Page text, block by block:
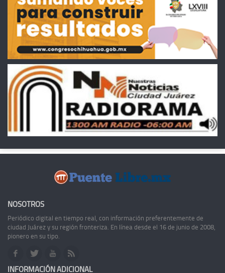
NOSOTROS
Periódico digital en tiempo real, con información preferentemente de
ciudad Juárez y su región fronteriza. En línea desde el 16 de junio de 2008,
pionero en su tipo.
INFORMACIÓN ADICIONAL